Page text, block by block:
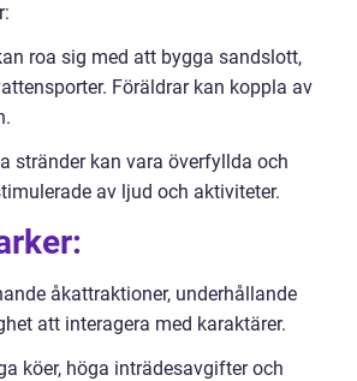
roa sig med att bygga sandslott,
Föräldrar kan koppla av
stränder kan vara överfyllda och
av ljud och aktiviteter.
åkattraktioner, underhållande
att interagera med karaktärer.
köer, höga inträdesavgifter och